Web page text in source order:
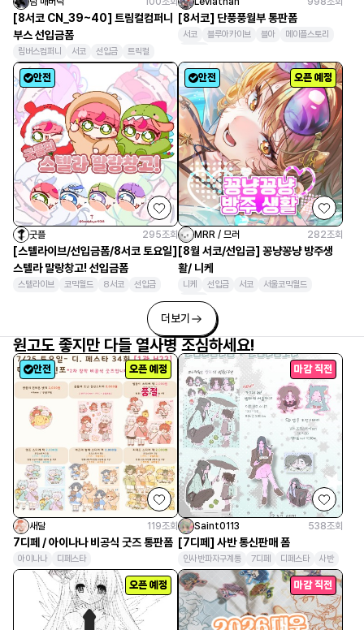
[8서코 CN_39~40] 트림컬컴퍼니
부스 선입금폼
림버스컴퍼니 서코 선입금
트릭컬
림버스
[8서코] 단풍풍월부 통판폼
서코 블루아카이브 블아
메이플스토리
안전
굿플 295조회
[스텔라이브/선입금폼/8서코 토요일]
스텔라 말랑창고! 선입금폼
스텔라이브 코믹월드 8서코 선입금
안전 오픈 예정
MRR / 므러 282조회
[8월 서코/선입금] 꽁냥꽁냥 방주생
활/ 니케
니케 선입금 서코
서울코믹월드
8서코
더보기
원고도 좋지만 다들 열사병 조심하세요!
안전 오픈 예정
새달 119조회
7디페 / 아이나나 비공식 굿즈 통판폼
아이나나 디페스타
마감 직전
Saint0113 538조회
[7디페] 사반 통신판매 폼
인사반파자구계통 7디페 디페스타 사반
오픈 예정 마감 직전